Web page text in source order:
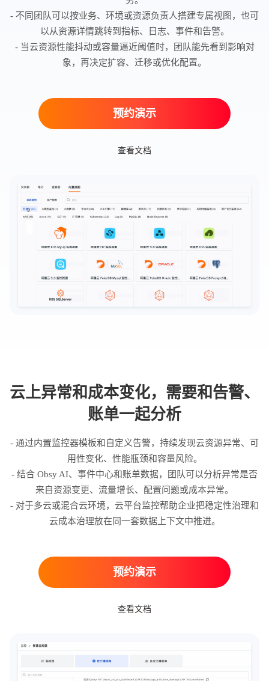
- 不同团队可以按业务、环境或资源负责人搭建专属视图，也可
以从资源详情跳转到指标、日志、事件和告警。
- 当云资源性能抖动或容量逼近阈值时，团队能先看到影响对
象，再决定扩容、迁移或优化配置。
预约演示
查看文档
云上异常和成本变化，需要和告警、
账单一起分析
- 通过内置监控器模板和自定义告警，持续发现云资源异常、可
用性变化、性能瓶颈和容量风险。
- 结合 Obsy AI、事件中心和账单数据，团队可以分析异常是否
来自资源变更、流量增长、配置问题或成本异常。
- 对于多云或混合云环境，云平台监控帮助企业把稳定性治理和
云成本治理放在同一套数据上下文中推进。
预约演示
查看文档